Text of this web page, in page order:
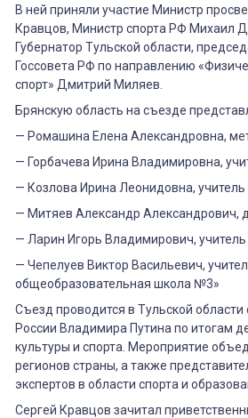
работе
Всероссийского
съезда
учителей
физической
культуры
В ней приняли участие Министр
Кравцов, Министр спорта РФ Михаил
Губернатор Тульской области,
Госсовета РФ по направлению
спорт» Дмитрий Миляев.
Брянскую область на съезде
— Ромашина Елена Александровна,
— Горбачева Ирина Владимировна,
— Козлова Ирина Леонидовна,
— Митяев Александр
— Ларин Игорь Владимирович,
— Чепелуев Виктор Васильевич,
общеобразовательная школа №3»
Съезд проводится в Тульской
России Владимира Путина по итогам
культуры и спорта. Мероприятие
регионов страны, а также
экспертов в области спорта и
Сергей Кравцов зачитал